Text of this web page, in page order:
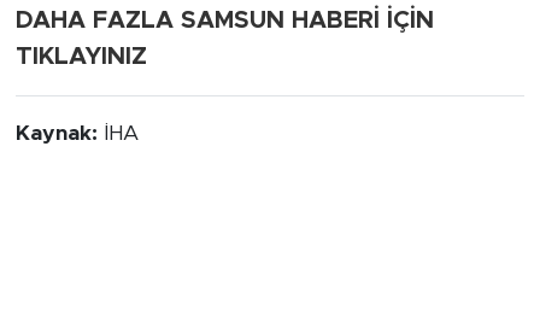
DAHA FAZLA SAMSUN HABERİ İÇİN
TIKLAYINIZ
Kaynak: İHA